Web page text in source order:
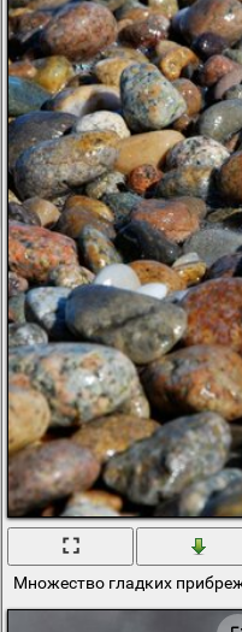
Множество гладких